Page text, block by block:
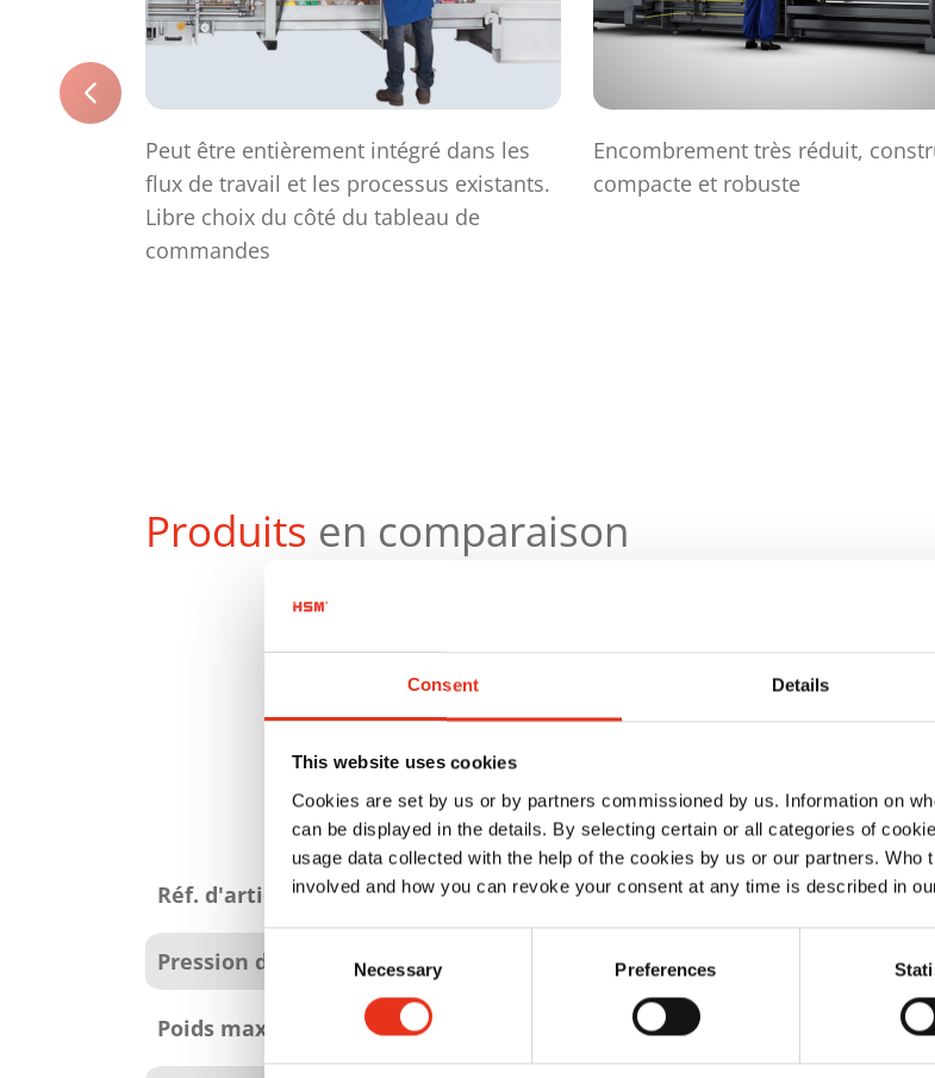
Consent Details
This website uses cookies
Cookies are set by us or by partners commissioned by us. Information on
can be displayed in the details. By selecting certain or all categories of
usage data collected with the help of the cookies by us or our partners. Who
involved and how you can revoke your consent at any time is described in
Selection
Necessary Preferences
Peut être entièrement intégré dans les
flux de travail et les processus existants.
Libre choix du côté du tableau de
commandes
Encombrement très réduit,
compacte et robuste
Produits en comparaison
du
produit
HSM VK 4812 V HSM
Réf. d'article: 6400001 6460000
Pression de compactage: 480 kN
Poids max des balles: 450 kg